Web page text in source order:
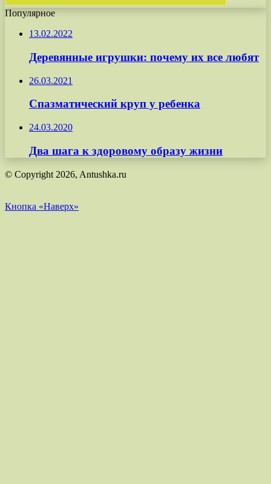
Популярное
13.02.2022
Деревянные игрушки: почему их все любят
26.03.2021
Спазматический круп у ребенка
24.03.2020
Два шага к здоровому образу жизни
© Copyright 2026, Antushka.ru
Кнопка «Наверх»